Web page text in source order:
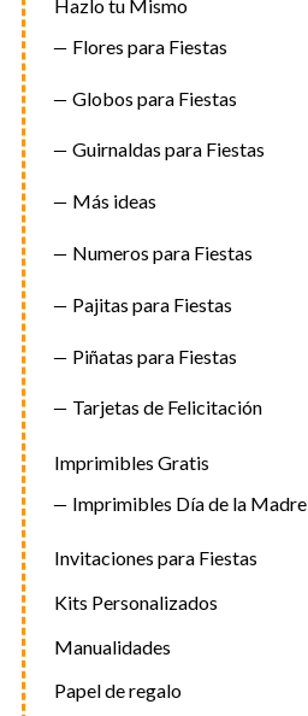
Hazlo tu Mismo
Flores para Fiestas
Globos para Fiestas
Guirnaldas para Fiestas
Más ideas
Numeros para Fiestas
Pajitas para Fiestas
Piñatas para Fiestas
Tarjetas de Felicitación
Imprimibles Gratis
Imprimibles Día de la Madre
Invitaciones para Fiestas
Kits Personalizados
Manualidades
Papel de regalo